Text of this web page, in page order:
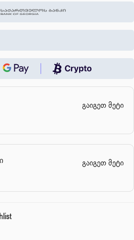
გაიგეთ მეტი
გაიგეთ მეტი